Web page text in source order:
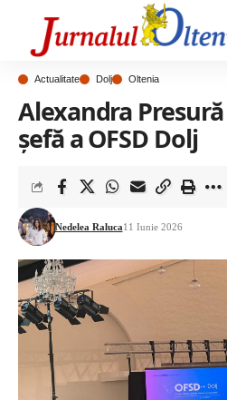
Actualitate Dolj Oltenia
Alexandra
șefă a OFSD Dolj
Nedelea Raluca11 Iunie 2026